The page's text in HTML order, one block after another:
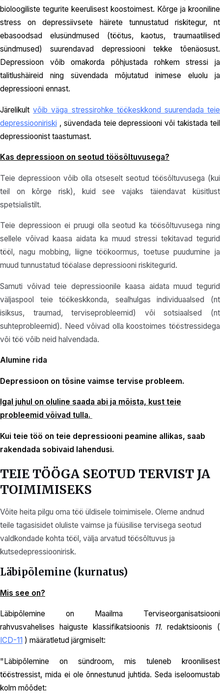
bioloogiliste tegurite keerulisest koostoimest. Kõrge ja krooniline
stress on depressiivsete häirete tunnustatud riskitegur, nt
ebasoodsad elusündmused (töötus, kaotus, traumaatilised
sündmused) suurendavad depressiooni tekke tõenäosust.
Depressioon võib omakorda põhjustada rohkem stressi ja
talitlushäireid ning süvendada mõjutatud inimese eluolu ja
depressiooni ennast.
Järelikultvõib väga stressirohke töökeskkond suurendada teie
depressiooniriski , süvendada teie depressiooni või takistada teil
depressioonist taastumast.
Kas depressioon on seotud töösõltuvusega?
Teie depressioon võib olla otseselt seotud töösõltuvusega (kui
teil on kõrge risk), kuid see vajaks täiendavat küsitlust
spetsialistilt.
Teie depressioon ei pruugi olla seotud ka töösõltuvusega ning
sellele võivad kaasa aidata ka muud stressi tekitavad tegurid
tööl, nagu mobbing, liigne töökoormus, toetuse puudumine ja
muud tunnustatud tööalase depressiooni riskitegurid.
Samuti võivad teie depressioonile kaasa aidata muud tegurid
väljaspool teie töökeskkonda, sealhulgas individuaalsed (nt
isiksus, traumad, terviseprobleemid) või sotsiaalsed (nt
suhteprobleemid). Need võivad olla koostoimes tööstressidega
või töö võib neid halvendada.
Alumine rida
Depressioon on tõsine vaimse tervise probleem.
Igal juhul on oluline saada abi ja mõista, kust teie
probleemid võivad tulla.
Kui teie töö on teie depressiooni peamine allikas, saab
rakendada sobivaid lahendusi.
TEIE TÖÖGA SEOTUD TERVIST JA
TOIMIMISEKS
Võite heita pilgu oma töö üldisele toimimisele. Oleme andnud
teile tagasisidet oluliste vaimse ja füüsilise tervisega seotud
valdkondade kohta tööl, välja arvatud töösõltuvus ja
kutsedepressioonirisk.
Läbipõlemine (kurnatus)
Mis see on?
Läbipõlemine on Maailma Terviseorganisatsiooni
rahvusvahelises haiguste klassifikatsioonis 11. redaktsioonis (
ICD-11 ) määratletud järgmiselt:
"Läbipõlemine on sündroom, mis tuleneb kroonilisest
tööstressist, mida ei ole õnnestunud juhtida. Seda iseloomustab
kolm mõõdet: